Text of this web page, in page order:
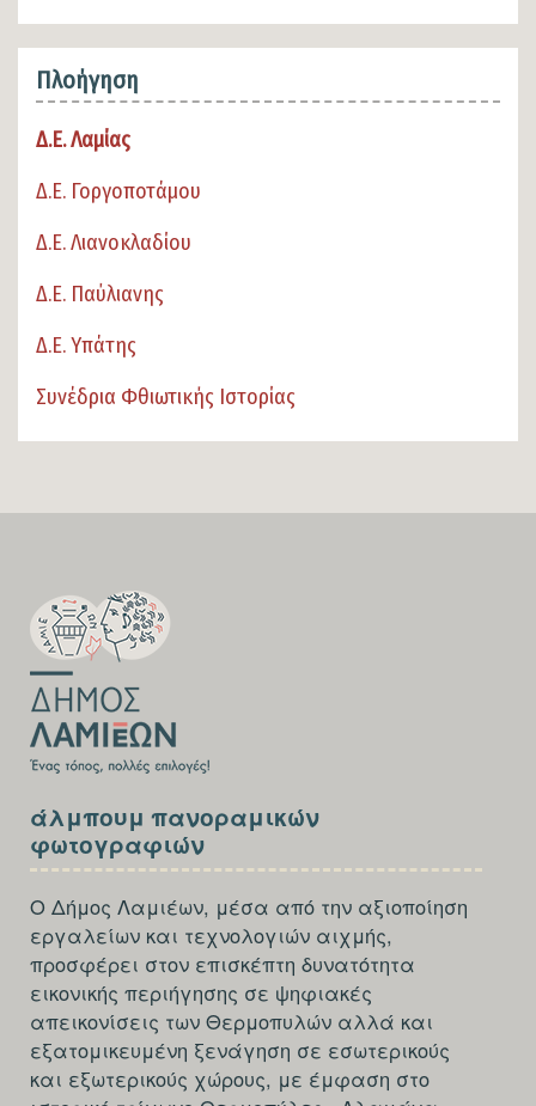
Πλοήγηση
Δ.Ε. Λαμίας
Δ.Ε. Γοργοποτάμου
Δ.Ε. Λιανοκλαδίου
Δ.Ε. Παύλιανης
Δ.Ε. Υπάτης
Συνέδρια Φθιωτικής Ιστορίας
FOOTER-
FIRST
SECTION
FOOTER-
THIRD
άλμπουμ πανοραμικών
φωτογραφιών
Ο Δήμος Λαμιέων, μέσα από την αξιοποίηση
εργαλείων και τεχνολογιών αιχμής,
προσφέρει στον επισκέπτη δυνατότητα
εικονικής περιήγησης σε ψηφιακές
απεικονίσεις των Θερμοπυλών αλλά και
εξατομικευμένη ξενάγηση σε εσωτερικούς
και εξωτερικούς χώρους, με έμφαση στο